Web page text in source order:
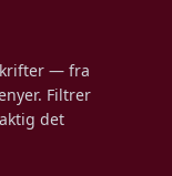
— fra
Filtrer
det